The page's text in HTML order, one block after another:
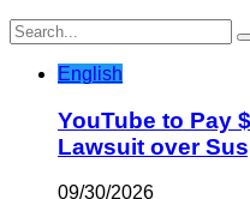
English
YouTube to Pay
Lawsuit over
09/30/2026